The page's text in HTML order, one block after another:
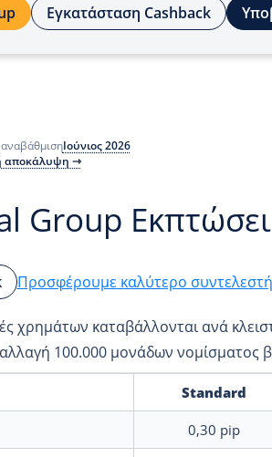
Εγκατάσταση Cashback
Ιούνιος 2026
αποκάλυψη ⇾
Group
Προσφέρουμε καλύτερο
χρημάτων καταβάλλονται ανά
100.000 μονάδων νομίσματος
Standard
0,30 pip